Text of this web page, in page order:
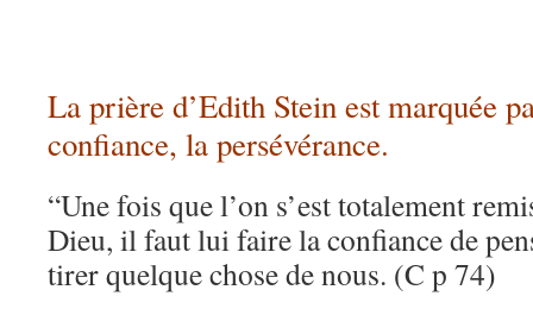
La prière d’Edith Stein est marquée
confiance, la persévérance.
“Une fois que l’on s’est totalement
Dieu, il faut lui faire la confiance de
tirer quelque chose de nous. (C p 74)